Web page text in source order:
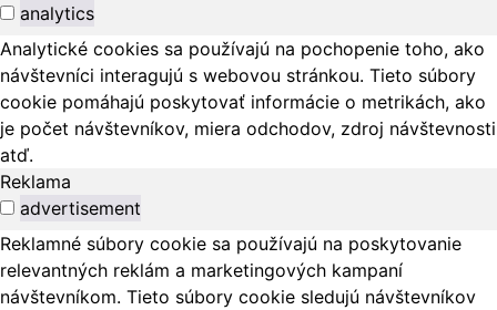
analytics
Analytické cookies sa používajú na pochopenie toho, ako
návštevníci interagujú s webovou stránkou. Tieto súbory
cookie pomáhajú poskytovať informácie o metrikách, ako
je počet návštevníkov, miera odchodov, zdroj návštevnosti
atď.
Reklama
advertisement
Reklamné súbory cookie sa používajú na poskytovanie
relevantných reklám a marketingových kampaní
návštevníkom. Tieto súbory cookie sledujú návštevníkov